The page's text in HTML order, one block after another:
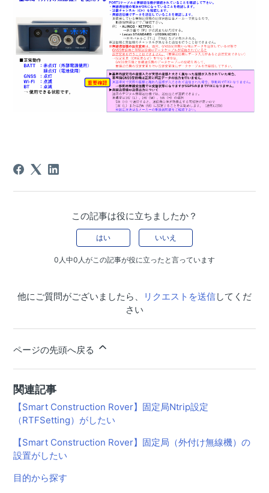
この記事は役に立ちましたか？
はい いいえ
0人中0人がこの記事が役に立ったと言っています
他にご質問がございましたら、 リクエストを送信してくだ
さい
ページの先頭へ戻る
関連記事
【Smart Construction Rover】固定局Ntrip設定
（RTFSetting）がしたい
【Smart Construction Rover】固定局（外付け無線機）の
設置がしたい
目的から探す